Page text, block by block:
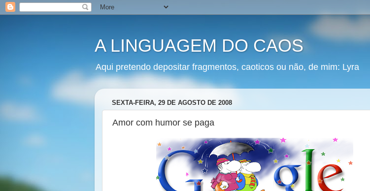
A LINGUAGEM DO CAOS
Aqui pretendo depositar fragmentos, caoticos ou não, de mim: Lyra
SEXTA-FEIRA, 29 DE AGOSTO DE 2008
Amor com humor se paga